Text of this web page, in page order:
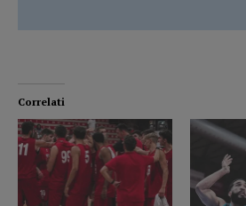
Correlati